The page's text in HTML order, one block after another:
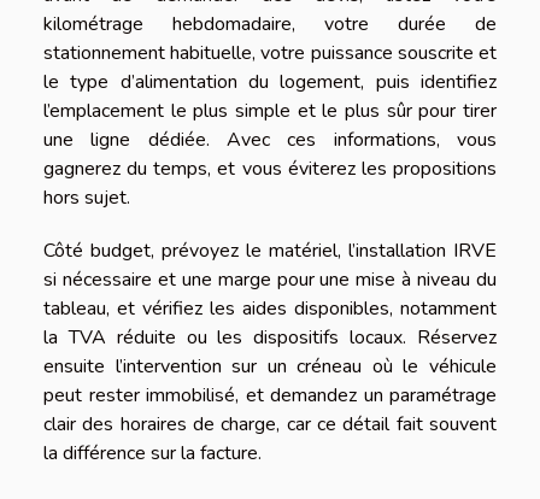
kilométrage hebdomadaire, votre durée de
stationnement habituelle, votre puissance souscrite et
le type d’alimentation du logement, puis identifiez
l’emplacement le plus simple et le plus sûr pour tirer
une ligne dédiée. Avec ces informations, vous
gagnerez du temps, et vous éviterez les propositions
hors sujet.
Côté budget, prévoyez le matériel, l’installation IRVE
si nécessaire et une marge pour une mise à niveau du
tableau, et vérifiez les aides disponibles, notamment
la TVA réduite ou les dispositifs locaux. Réservez
ensuite l’intervention sur un créneau où le véhicule
peut rester immobilisé, et demandez un paramétrage
clair des horaires de charge, car ce détail fait souvent
la différence sur la facture.